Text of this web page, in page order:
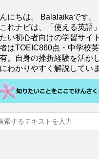
にちは。 Balalaikaです。
れナビは、「使える英語
い初心者向けの学習サイ
はTOEIC860点・中学校
。自身の挫折経験を活か
わかりやすく解説していま